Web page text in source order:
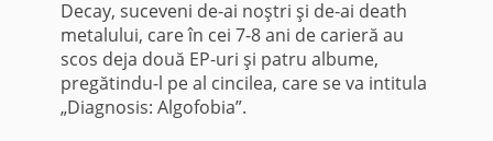
Decay, suceveni de-ai noştri şi de-ai death
metalului, care în cei 7-8 ani de carieră au
scos deja două EP-uri şi patru albume,
pregătindu-l pe al cincilea, care se va intitula
„Diagnosis: Algofobia”.